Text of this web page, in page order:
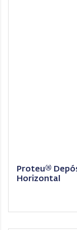
Proteu®
Horizontal